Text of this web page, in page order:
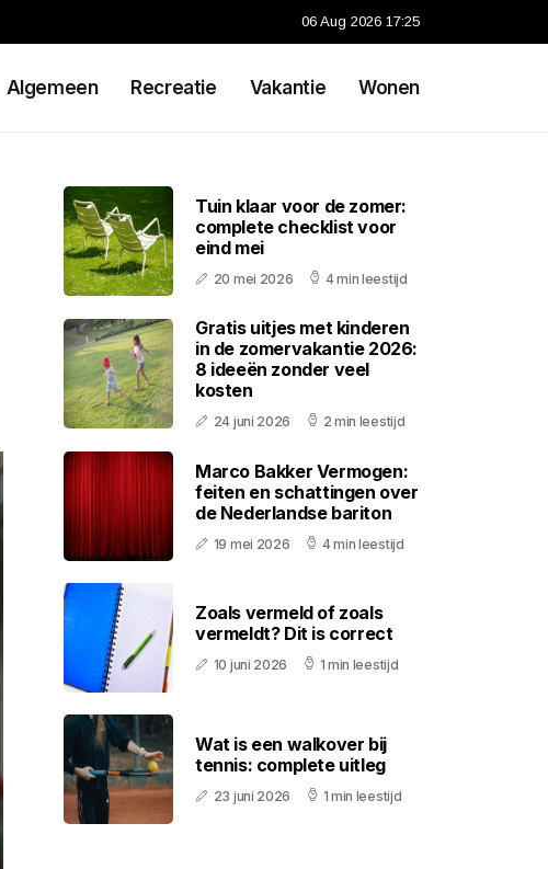
06 Aug 2026 17:25
Algemeen Recreatie Vakantie Wonen
Tuin klaar voor de zomer:
complete checklist voor
eind mei
20 mei 2026 4 min leestijd
Gratis uitjes met kinderen
in de zomervakantie 2026:
8 ideeën zonder veel
kosten
24 juni 2026 2 min leestijd
Marco Bakker Vermogen:
feiten en schattingen over
de Nederlandse bariton
19 mei 2026 4 min leestijd
Zoals vermeld of zoals
vermeldt? Dit is correct
10 juni 2026 1 min leestijd
Wat is een walkover bij
tennis: complete uitleg
23 juni 2026 1 min leestijd